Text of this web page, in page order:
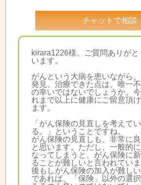
チャットで相談
kirara1226様、ご質問ありがと
います。
がんという大病を患いながら
発見、治療できた点は、唯一
の幸いではないでしょうか。
れまで以上に健康にご留意頂
ます。
「がん保険の見直しを考えて
る。」ということですね。
がん保険の見直しも、非常に
と思います。ただし、一般的
なってしまうと、がん保険に
ることが難しいと言われてい
後もしがん保険の加入が難し
であれば、「保険」以外の選